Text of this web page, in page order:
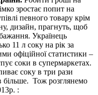
зростає попит на
певного товару крім
дизайн, прагнуть, щоб
Українець
11 л соку на рік за
офіційної статистики –
соки в супермаркетах.
соку в три рази
більше. Тож розглянемо
: